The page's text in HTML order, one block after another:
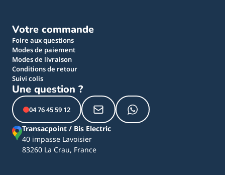
Votre commande
Foire aux questions
Modes de paiement
Modes de livraison
Conditions de retour
Suivi colis
Une question ?
04 76 45 59 12
Transacpoint / Bis Electric
40 impasse Lavoisier
83260 La Crau, France